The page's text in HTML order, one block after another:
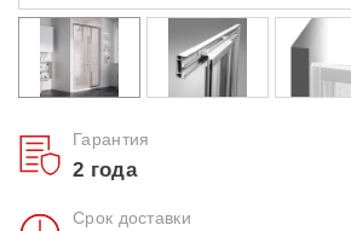
Гарантия
2 года
Срок доставки